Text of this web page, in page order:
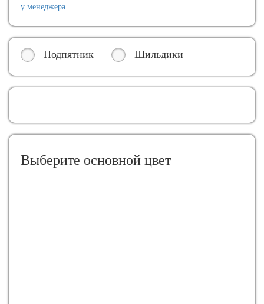
у менеджера
Подпятник Шильдики
Выберите oсновной цвет